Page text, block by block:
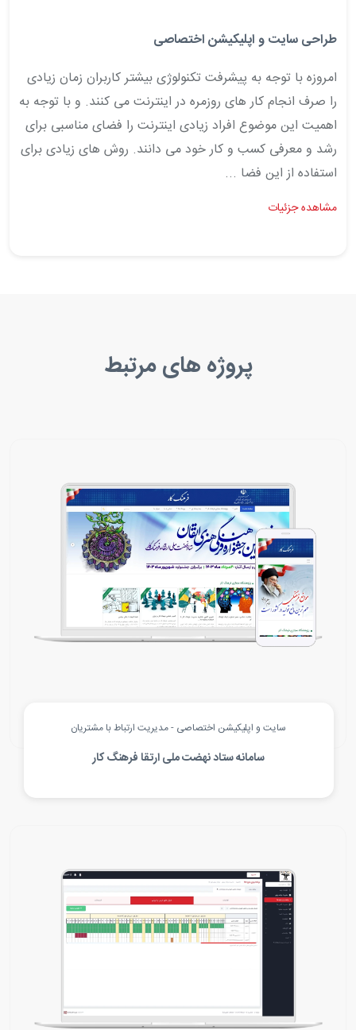
طراحی سایت و اپلیکیشن اختصاصی
امروزه با توجه به پیشرفت تکنولوژی بیشتر کاربران زمان زیادی
را صرف انجام کار های روزمره در اینترنت می کنند. و با توجه به
اهمیت این موضوع افراد زیادی اینترنت را فضای مناسبی برای
رشد و معرفی کسب و کار خود می دانند. روش های زیادی برای
استفاده از این فضا ...
مشاهده جزئیات
پروژه های مرتبط
سایت و اپلیکیشن اختصاصی - مدیریت ارتباط با مشتریان
سامانه ستاد نهضت ملی ارتقا فرهنگ کار